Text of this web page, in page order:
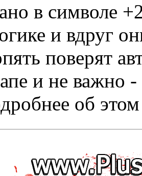
в символе
и вдруг
поверят
и не важно
об